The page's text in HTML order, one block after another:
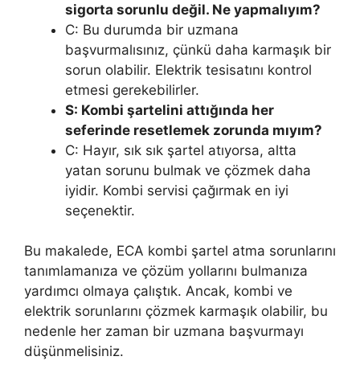
sigorta sorunlu değil. Ne yapmalıyım?
C: Bu durumda bir uzmana
başvurmalısınız, çünkü daha karmaşık bir
sorun olabilir. Elektrik tesisatını kontrol
etmesi gerekebilirler.
S: Kombi şartelini attığında her
seferinde resetlemek zorunda mıyım?
C: Hayır, sık sık şartel atıyorsa, altta
yatan sorunu bulmak ve çözmek daha
iyidir. Kombi servisi çağırmak en iyi
seçenektir.
Bu makalede, ECA kombi şartel atma sorunlarını
tanımlamanıza ve çözüm yollarını bulmanıza
yardımcı olmaya çalıştık. Ancak, kombi ve
elektrik sorunlarını çözmek karmaşık olabilir, bu
nedenle her zaman bir uzmana başvurmayı
düşünmelisiniz.